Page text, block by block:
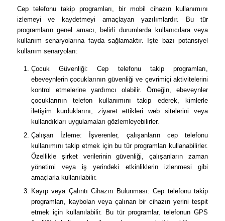
Cep telefonu takip programları, bir mobil cihazın kullanımını
izlemeyi ve kaydetmeyi amaçlayan yazılımlardır. Bu tür
programların genel amacı, belirli durumlarda kullanıcılara veya
kullanım senaryolarına fayda sağlamaktır. İşte bazı potansiyel
kullanım senaryoları:
Çocuk Güvenliği: Cep telefonu takip programları,
ebeveynlerin çocuklarının güvenliği ve çevrimiçi aktivitelerini
kontrol etmelerine yardımcı olabilir. Örneğin, ebeveynler
çocuklarının telefon kullanımını takip ederek, kimlerle
iletişim kurduklarını, ziyaret ettikleri web sitelerini veya
kullandıkları uygulamaları gözlemleyebilirler.
Çalışan İzleme: İşverenler, çalışanların cep telefonu
kullanımını takip etmek için bu tür programları kullanabilirler.
Özellikle şirket verilerinin güvenliği, çalışanların zaman
yönetimi veya iş yerindeki etkinliklerin izlenmesi gibi
amaçlarla kullanılabilir.
Kayıp veya Çalıntı Cihazın Bulunması: Cep telefonu takip
programları, kaybolan veya çalınan bir cihazın yerini tespit
etmek için kullanılabilir. Bu tür programlar, telefonun GPS